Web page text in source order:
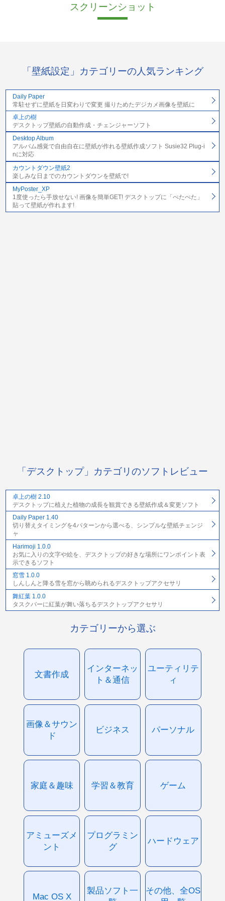
スクリーンショット
「壁紙設定」カテゴリーの人気ランキング
Daily Paper
常駐せずに壁紙を日変わりで変更 撮りためたデジカメ画像を壁紙に
卓上の樹
デスクトップ壁紙の自動作成・チェンジャーソフト
Desktop Album
アルバム感覚で自由自在に壁紙が作れる壁紙作成ソフト Susie32 Plug-i
nに対応
カウントダウン壁紙2
楽しみな日までのカウントダウンを壁紙で!
MyPoster_XP
1度使ったら手放せない! 画像を簡単GET! デスクトップに「ぺたぺた」
貼って壁紙が作れます!
「デスクトップ」カテゴリのソフトレビュー
卓上の樹 2.10
デスクトップに植えた植物の成長を観賞できる壁紙作成＆変更ソフト
Daily Paper 1.40
切り替えタイミングを4パターンから選べる、シンプルな壁紙チェンジ
ャ
Harimoji 1.0.0
お気に入りの文字や絵を、デスクトップの好きな場所にワンポイント表
示できるソフト
窓雪 1.0.0
しんしんと降る雪を窓から眺められるデスクトップアクセサリ
舞紅葉 1.0.0
タスクバーに紅葉が舞い落ちるデスクトップアクセサリ
カテゴリーから選ぶ
文書作成
インターネッ
ト＆通信
ユーティリテ
ィ
画像＆サウン
ド
ビジネス パーソナル
家庭＆趣味 学習＆教育 ゲーム
アミューズメ
ント
プログラミン
グ
ハードウェア
Mac OS X
製品ソフト一
その他、全OS